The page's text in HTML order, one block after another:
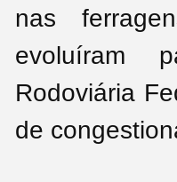
nas
evoluíram
Rodoviária
de